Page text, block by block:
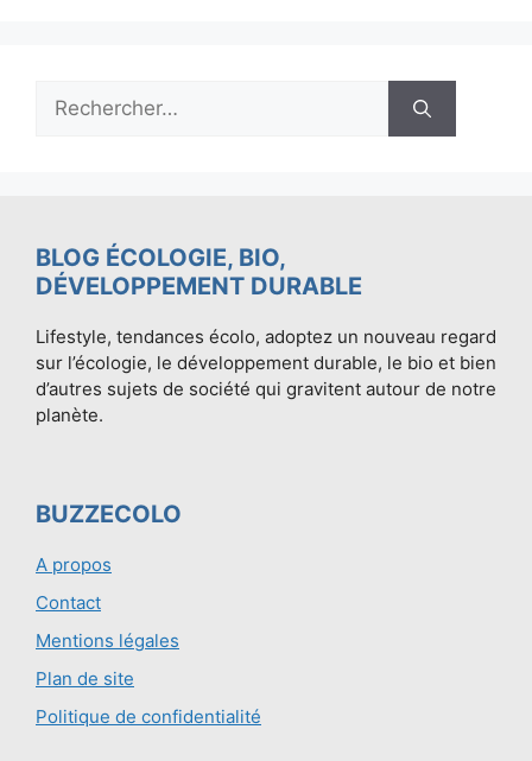
Rechercher :
BLOG ÉCOLOGIE, BIO,
DÉVELOPPEMENT DURABLE
Lifestyle, tendances écolo, adoptez un nouveau regard
sur l’écologie, le développement durable, le bio et bien
d’autres sujets de société qui gravitent autour de notre
planète.
BUZZECOLO
A propos
Contact
Mentions légales
Plan de site
Politique de confidentialité